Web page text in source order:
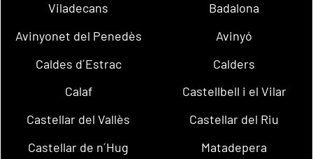
Viladecans
Badalona
Avinyonet del Penedès
Avinyó
Caldes d´Estrac
Calders
Calaf
Castellbell i el Vilar
Castellar del Vallès
Castellar del Riu
Castellar de n´Hug
Matadepera